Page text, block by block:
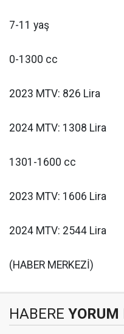
7-11 yaş
0-1300 cc
2023 MTV: 826 Lira
2024 MTV: 1308 Lira
1301-1600 cc
2023 MTV: 1606 Lira
2024 MTV: 2544 Lira
(HABER MERKEZİ)
HABERE YORUM